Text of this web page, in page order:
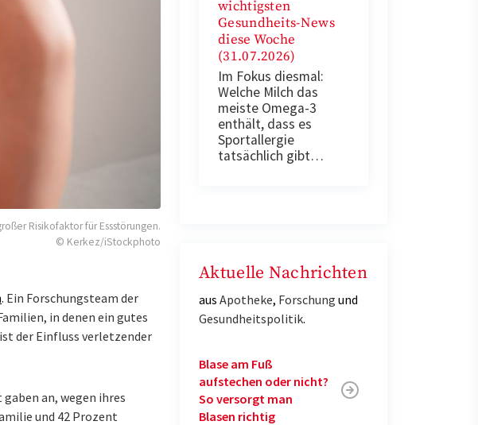
Risikofaktor für Essstörungen.
© Kerkez/iStockphoto
. Ein Forschungsteam der
in denen ein gutes
der Einfluss verletzender
an, wegen ihres
und 42 Prozent
wichtigsten
Gesundheits-News
diese Woche
(31.07.2026)
Im Fokus diesmal:
Welche Milch das
meiste Omega-3
enthält, dass es
Sportallergie
tatsächlich gibt…
Aktuelle Nachrichten
aus Apotheke, Forschung und
Gesundheitspolitik.
Blase am Fuß
aufstechen oder nicht?
So versorgt man
Blasen richtig